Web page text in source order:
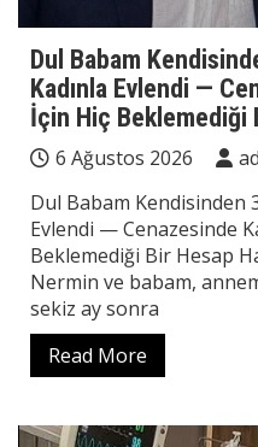
Dul Babam
Kadınla Evlendi —
İçin Hiç Beklemediği
6 Ağustos 2026
Dul Babam Kendisinden
Evlendi — Cenazesinde
Beklemediği Bir Hesap
Nermin ve babam,
sekiz ay sonra
Read More